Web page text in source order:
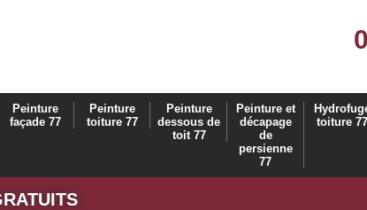
Peinture
façade 77
Peinture
toiture 77
Peinture
dessous de
toit 77
Peinture et
décapage
de
persienne
77
toiture 77